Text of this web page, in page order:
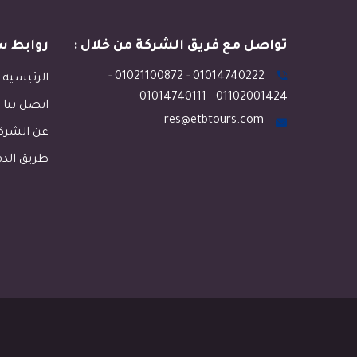
تواصل مع فريق الشركة من خلال :
01014740222
-
01021100872
-
01102001424
-
01014740111
res@etbtours.com
روابط
الرئيسية
اتصل بنا
عن
طريق